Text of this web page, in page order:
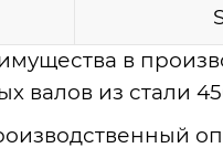
в
валов из стали